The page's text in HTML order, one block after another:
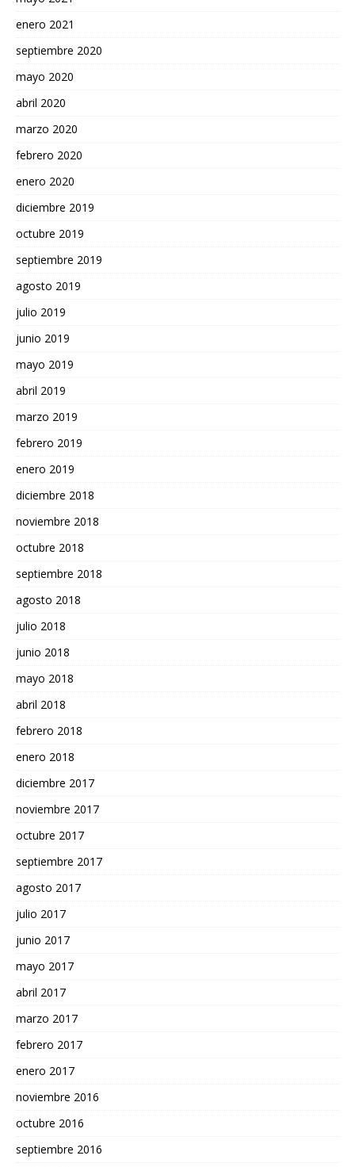
enero 2021
septiembre 2020
mayo 2020
abril 2020
marzo 2020
febrero 2020
enero 2020
diciembre 2019
octubre 2019
septiembre 2019
agosto 2019
julio 2019
junio 2019
mayo 2019
abril 2019
marzo 2019
febrero 2019
enero 2019
diciembre 2018
noviembre 2018
octubre 2018
septiembre 2018
agosto 2018
julio 2018
junio 2018
mayo 2018
abril 2018
febrero 2018
enero 2018
diciembre 2017
noviembre 2017
octubre 2017
septiembre 2017
agosto 2017
julio 2017
junio 2017
mayo 2017
abril 2017
marzo 2017
febrero 2017
enero 2017
noviembre 2016
octubre 2016
septiembre 2016